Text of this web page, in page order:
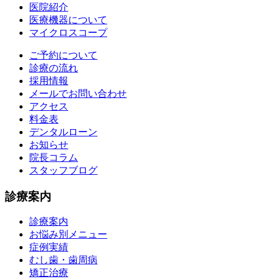
医院紹介
医療機器について
マイクロスコープ
ご予約について
診療の流れ
採用情報
メールでお問い合わせ
アクセス
料金表
デンタルローン
お知らせ
院長コラム
スタッフブログ
診療案内
診療案内
お悩み別メニュー
症例実績
むし歯・歯周病
矯正治療